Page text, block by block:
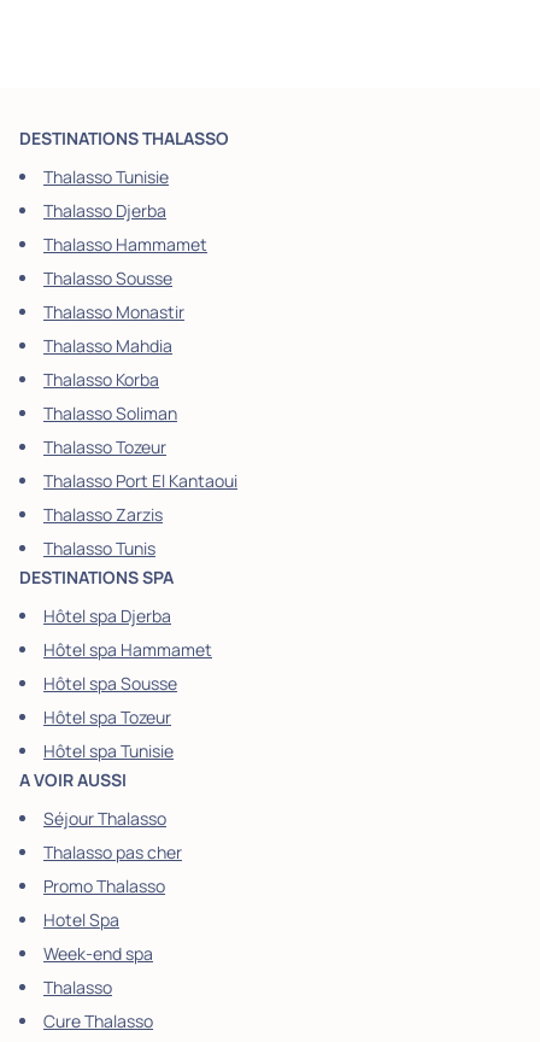
DESTINATIONS THALASSO
Thalasso Tunisie
Thalasso Djerba
Thalasso Hammamet
Thalasso Sousse
Thalasso Monastir
Thalasso Mahdia
Thalasso Korba
Thalasso Soliman
Thalasso Tozeur
Thalasso Port El Kantaoui
Thalasso Zarzis
Thalasso Tunis
DESTINATIONS SPA
Hôtel spa Djerba
Hôtel spa Hammamet
Hôtel spa Sousse
Hôtel spa Tozeur
Hôtel spa Tunisie
A VOIR AUSSI
Séjour Thalasso
Thalasso pas cher
Promo Thalasso
Hotel Spa
Week-end spa
Thalasso
Cure Thalasso